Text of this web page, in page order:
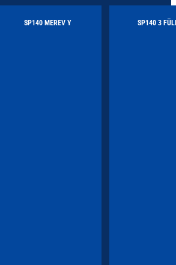
SP140 MEREV Y SP140 3